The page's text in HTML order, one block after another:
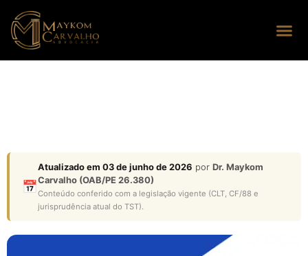
📅
Atualizado em 03 de junho de 2026 por Dr. Maykom
Carvalho (OAB/PE 26.380)
Conteúdo conferido com a legislação vigente (CLT, CF/88 e
jurisprudência atual do TST).